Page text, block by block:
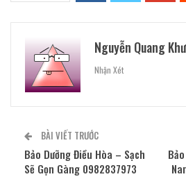
Nguyễn Quang
Nhận Xét
BÀI VIẾT TRƯỚC
Bảo Dưỡng Điều Hòa – Sạch
Sẽ Gọn Gàng 0982837973